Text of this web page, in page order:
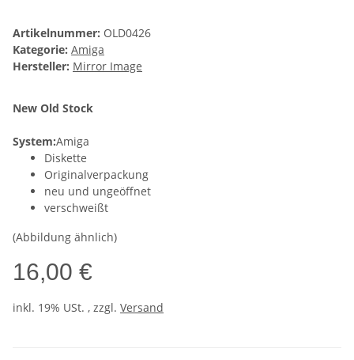
Artikelnummer: OLD0426
Kategorie: Amiga
Hersteller: Mirror Image
New Old Stock
System:Amiga
Diskette
Originalverpackung
neu und ungeöffnet
verschweißt
(Abbildung ähnlich)
16,00 €
inkl. 19% USt. , zzgl. Versand